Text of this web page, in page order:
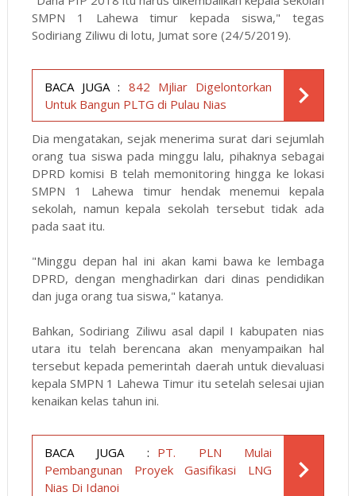
SMPN 1 Lahewa timur kepada siswa," tegas
Sodiriang Ziliwu di lotu, Jumat sore (24/5/2019).
BACA JUGA : 842 Mjliar Digelontorkan
Untuk Bangun PLTG di Pulau Nias
Dia mengatakan, sejak menerima surat dari sejumlah
orang tua siswa pada minggu lalu, pihaknya sebagai
DPRD komisi B telah memonitoring hingga ke lokasi
SMPN 1 Lahewa timur hendak menemui kepala
sekolah, namun kepala sekolah tersebut tidak ada
pada saat itu.
"Minggu depan hal ini akan kami bawa ke lembaga
DPRD, dengan menghadirkan dari dinas pendidikan
dan juga orang tua siswa," katanya.
Bahkan, Sodiriang Ziliwu asal dapil I kabupaten nias
utara itu telah berencana akan menyampaikan hal
tersebut kepada pemerintah daerah untuk dievaluasi
kepala SMPN 1 Lahewa Timur itu setelah selesai ujian
kenaikan kelas tahun ini.
BACA JUGA : PT. PLN Mulai
Pembangunan Proyek Gasifikasi LNG
Nias Di Idanoi